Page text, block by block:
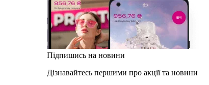
Підпишись на новини
Дізнавайтесь першими про акції та новини